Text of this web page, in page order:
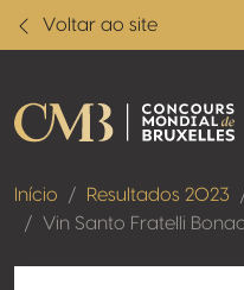
Voltar ao site
Início Resultados 2023
Vin Santo Fratelli